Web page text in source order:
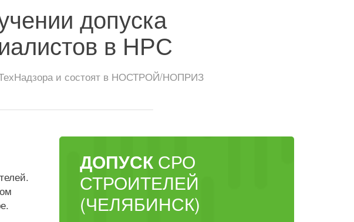
допуска
в НРС
и состоят в НОСТРОЙ/НОПРИЗ
ДОПУСК СРО
СТРОИТЕЛЕЙ
(ЧЕЛЯБИНСК)